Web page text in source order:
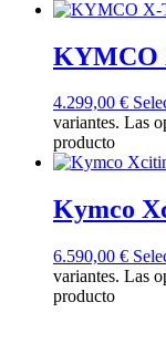
KYMCO
4.299,00 €
variantes. Las
producto
Kymco
6.590,00 €
variantes. Las
producto